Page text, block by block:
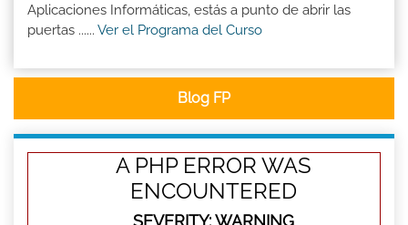
Aplicaciones Informáticas, estás a punto de abrir las
puertas ...... Ver el Programa del Curso
Blog FP
A PHP ERROR WAS
ENCOUNTERED
SEVERITY: WARNING